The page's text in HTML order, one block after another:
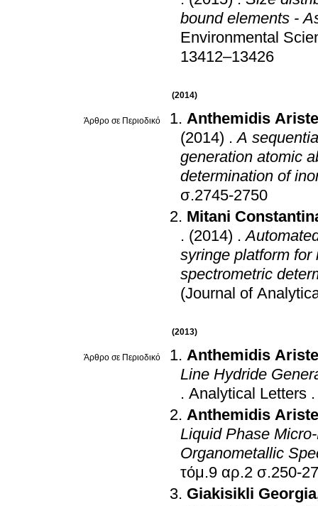
bound elements -
Environmental
13412–13426
(2014)
Άρθρο σε Περιοδικό
Anthemidis
(2014) .A
generation atomic
determination of
σ.2745-2750
Mitani
. (2014) .
syringe platform for
spectrometric
(Journal of
(2013)
Άρθρο σε Περιοδικό
Anthemidis
Line Hydride
. Analytical Letters
Anthemidis
Liquid Phase
Organometallic
τόμ.9 αρ.2
Giakisikli Georgia